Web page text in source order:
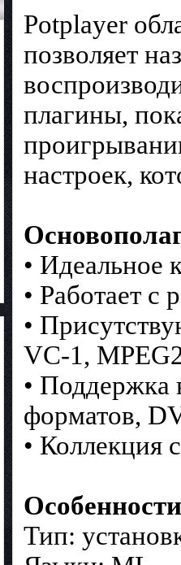
Potplayer
позволяет
плагины,
настроек,
• Идеальное
• Работает с
•
VC-1,
• Поддержка
форматов,
• Коллекция
Тип: